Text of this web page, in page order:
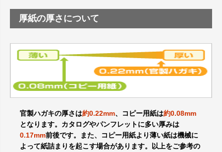
厚紙の厚さについて
官製ハガキの厚さは約0.22mm、コピー用紙は約0.08mm
となります。カタログやパンフレットに多い厚みは
0.17mm前後です。また、コピー用紙より薄い紙は機械に
よって紙詰まりを起こす場合があります。以上をご参考の